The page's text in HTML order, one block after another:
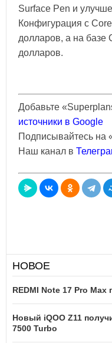
Surface Pen и
Конфигурация с
долларов, а на базе
долларов.
Добавьте
источники в Google
Подписывайтесь на
Наш канал в
НОВОЕ
REDMI Note 17 Pro
Новый iQOO Z11
7500 Turbo